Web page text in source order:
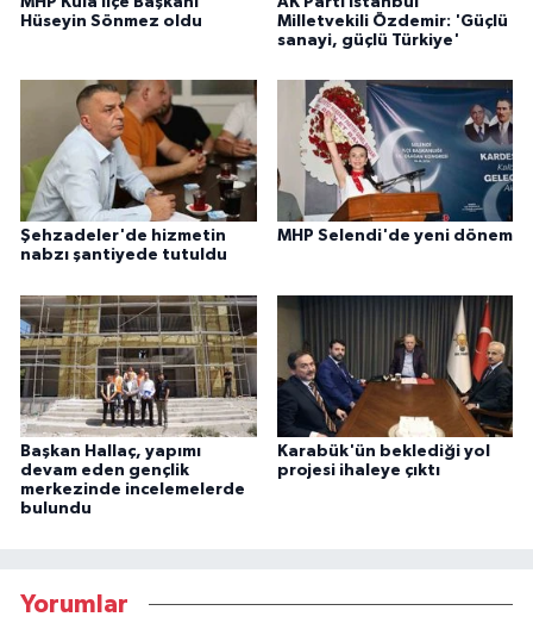
Hüseyin Sönmez oldu
Milletvekili Özdemir: 'Güçlü
sanayi, güçlü Türkiye'
Şehzadeler'de hizmetin
nabzı şantiyede tutuldu
MHP Selendi'de yeni dönem
Başkan Hallaç, yapımı
devam eden gençlik
merkezinde incelemelerde
bulundu
Karabük'ün beklediği yol
projesi ihaleye çıktı
Yorumlar